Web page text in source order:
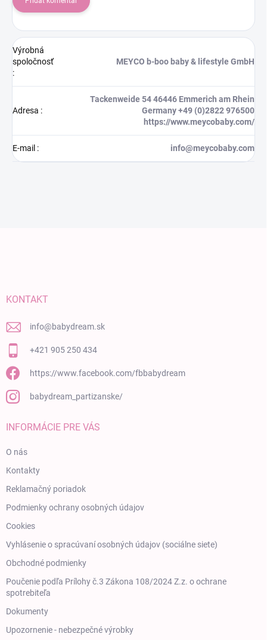
Výrobná
spoločnosť
:
MEYCO b-boo baby & lifestyle GmbH
Adresa :
Tackenweide 54 46446 Emmerich am Rhein
Germany +49 (0)2822 976500
https://www.meycobaby.com/
E-mail : info@meycobaby.com
KONTAKT
info@babydream.sk
+421 905 250 434
https://www.facebook.com/fbbabydream
babydream_partizanske/
INFORMÁCIE PRE VÁS
O nás
Kontakty
Reklamačný poriadok
Podmienky ochrany osobných údajov
Cookies
Vyhlásenie o spracúvaní osobných údajov (sociálne siete)
Obchodné podmienky
Poučenie podľa Prílohy č.3 Zákona 108/2024 Z.z. o ochrane
spotrebiteľa
Dokumenty
Upozornenie - nebezpečné výrobky